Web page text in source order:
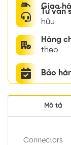
Giao
Tư vấn
hữu
Hàng
theo
Bảo
Mô tả
Connectors